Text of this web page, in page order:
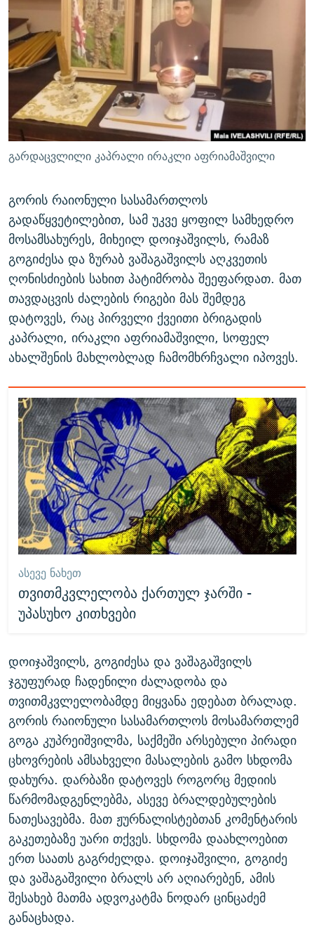
ᲛᲝᲚᲐᲞᲐᲠᲐᲙᲔ ᲢᲔᲥᲡᲢᲔᲑᲘ
ᲨᲘᲜ - ᲣᲪᲮᲝᲔᲗᲨᲘ
ᲚᲘᲢᲔᲠᲐᲢᲣᲠᲣᲚᲘ ᲬᲐᲮᲜᲐᲒᲔᲑᲘ
ᲐᲛᲔᲠᲘᲙᲣᲚᲘ ᲛᲝᲗᲮᲠᲝᲑᲐ
ᲘᲛᲞᲔᲠᲘᲐ ᲓᲐ ᲠᲐᲓᲘᲝ
ᲩᲔᲛᲘ ᲡᲘᲙᲕᲓᲘᲚᲘᲡ ᲛᲘᲖᲔᲖᲘᲐ COVID-19
11 ᲬᲔᲚᲘ - 11 ᲐᲛᲑᲐᲕᲘ
ᲡᲐᲞᲐᲠᲚᲐᲛᲔᲜᲢᲝ ᲐᲠᲩᲔᲕᲜᲔᲑᲘᲡ ᲘᲡᲢᲝᲠᲘᲐ
ᲑᲐᲕᲨᲕᲔᲑᲘ ᲞᲠᲝᲡᲢᲘᲢᲣᲪᲘᲐᲨᲘ - ᲐᲛᲝᲣᲗᲥᲛᲔᲚᲘ ᲐᲛᲑᲐᲕᲘ
5 ᲐᲛᲑᲐᲕᲘ - 20 ᲘᲕᲜᲘᲡᲡ ᲓᲐᲨᲐᲕᲔᲑᲣᲚᲔᲑᲘ
ᲐᲒᲕᲘᲡᲢᲝᲡ ᲝᲛᲘ
ПРИВЕТ ᲙᲣᲚᲢᲣᲠᲐ
ᲒᲐᲛᲝᲘᲬᲔᲠᲔ
რთე/რთ-ის ყველა საიტი
გარდაცვლილი კაპრალი ირაკლი აფრიამაშვილი
გორის რაიონული სასამართლოს
გადაწყვეტილებით, სამ უკვე ყოფილ სამხედრო
მოსამსახურეს, მიხეილ დოიჯაშვილს, რამაზ
გოგიძესა და ზურაბ ვაშაგაშვილს აღკვეთის
ღონისძიების სახით პატიმრობა შეეფარდათ. მათ
თავდაცვის ძალების რიგები მას შემდეგ
დატოვეს, რაც პირველი ქვეითი ბრიგადის
კაპრალი, ირაკლი აფრიამაშვილი, სოფელ
ახალშენის მახლობლად ჩამომხრჩვალი იპოვეს.
ᲐᲡᲔᲕᲔ ᲜᲐᲮᲔᲗ
თვითმკვლელობა ქართულ ჯარში -
უპასუხო კითხვები
დოიჯაშვილს, გოგიძესა და ვაშაგაშვილს
ჯგუფურად ჩადენილი ძალადობა და
თვითმკვლელობამდე მიყვანა ედებათ ბრალად.
გორის რაიონული სასამართლოს მოსამართლემ
გოგა კუპრეიშვილმა, საქმეში არსებული პირადი
ცხოვრების ამსახველი მასალების გამო სხდომა
დახურა. დარბაზი დატოვეს როგორც მედიის
წარმომადგენლებმა, ასევე ბრალდებულების
ნათესავებმა. მათ ჟურნალისტებთან კომენტარის
გაკეთებაზე უარი თქვეს. სხდომა დაახლოებით
ერთ საათს გაგრძელდა. დოიჯაშვილი, გოგიძე
და ვაშაგაშვილი ბრალს არ აღიარებენ, ამის
შესახებ მათმა ადვოკატმა ნოდარ ცინცაძემ
განაცხადა.